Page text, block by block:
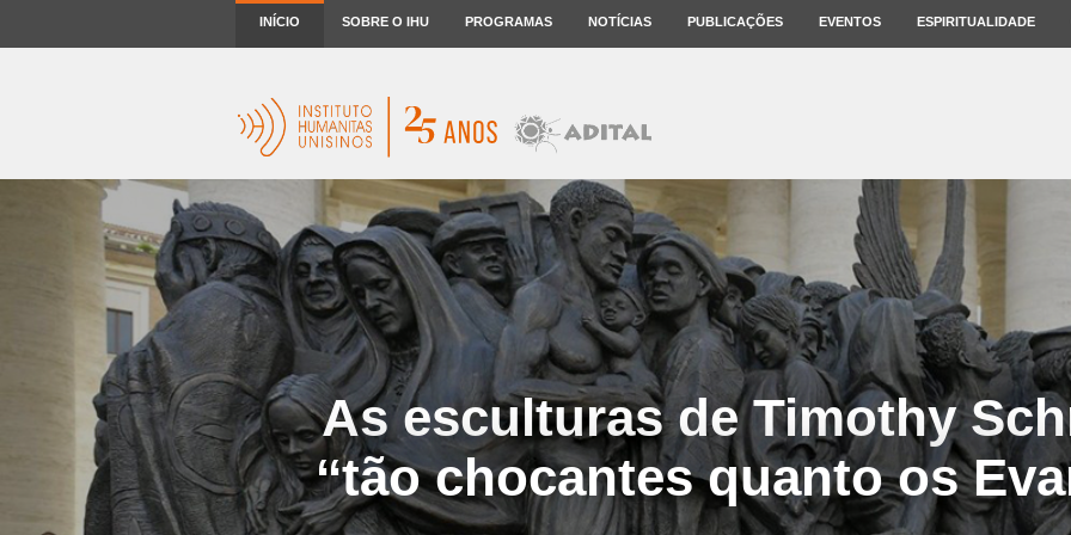
INÍCIO SOBRE O IHU PROGRAMAS NOTÍCIAS PUBLICAÇÕES EVENTOS ESPIRITUALIDADE
As esculturas de Timothy
‘‘tão chocantes quanto os